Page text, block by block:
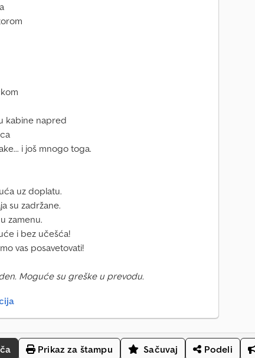
kabine napred
i još mnogo toga.
uz doplatu.
su zadržane.
zamenu.
i bez učešća!
vas posavetovati!
Moguće su greške u prevodu.
Prikaz za štampu Sačuvaj Podeli